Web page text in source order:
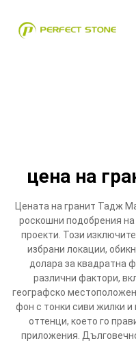
цена на
Цената на гранит Тадж
роскошни подобрения
проекти. Този
избрани локации,
долара за квадратна
различни фактори,
географско
фон с тонки сиви жилки
оттенци, което го
приложения.